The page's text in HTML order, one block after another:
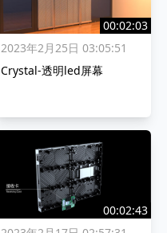
00:02:03
2023年2月25日 03:05:51
Crystal-透明led屏幕
00:02:43